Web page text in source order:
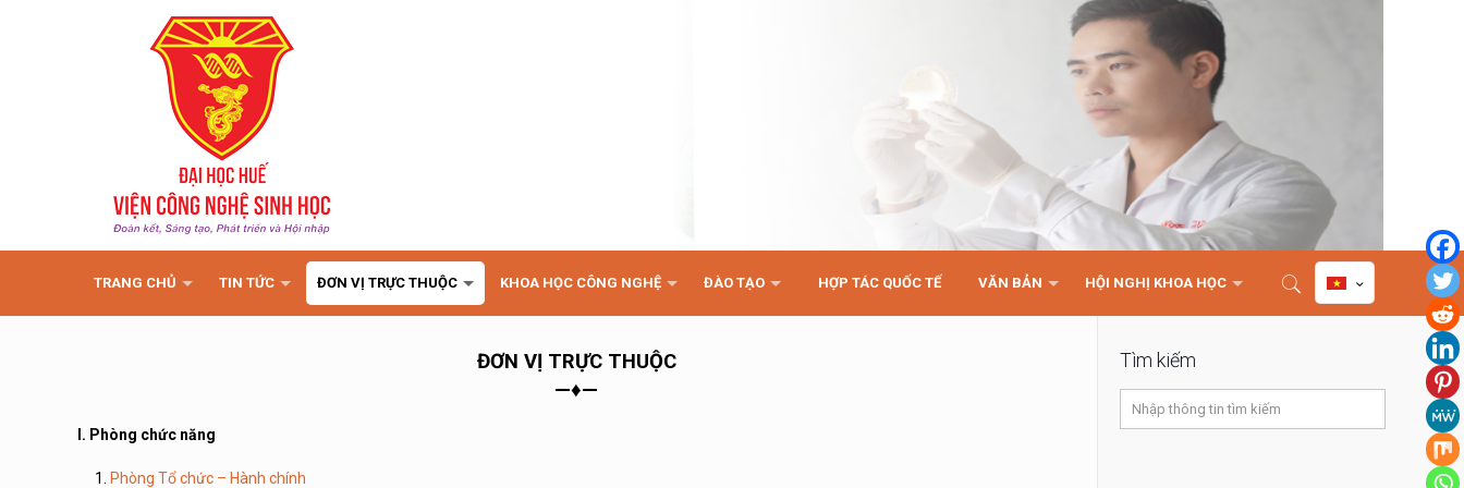
TRANG CHỦ TIN TỨC ĐƠN VỊ TRỰC THUỘC KHOA HỌC CÔNG NGHỆ ĐÀO TẠO HỢP TÁC QUỐC TẾ VĂN BẢN HỘI NGHỊ KHOA HỌC
ĐƠN VỊ TRỰC THUỘC
—♦—
I. Phòng chức năng
Phòng Tổ chức – Hành chính
Tìm kiếm